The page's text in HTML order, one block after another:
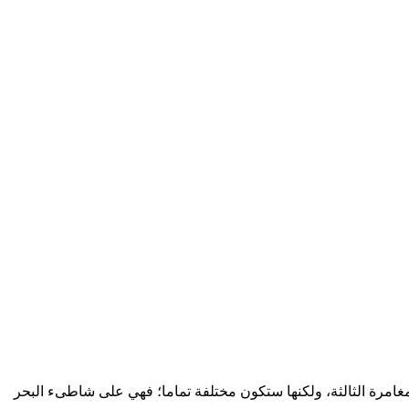
الثالثة، ولكنها ستكون مختلفة تماما؛ فهي على شاطىء البحر